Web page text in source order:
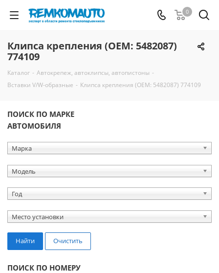
0
Клипса крепления (OEM: 5482087)
774109
Каталог - Автокрепеж, автоклипсы, автопистоны -
Вставки V/W-образные - Клипса крепления (OEM: 5482087) 774109
ПОИСК ПО МАРКЕ
АВТОМОБИЛЯ
Марка
Модель
Год
Место установки
Найти Очистить
ПОИСК ПО НОМЕРУ